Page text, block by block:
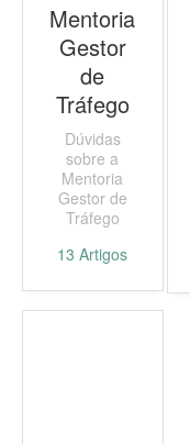
Mentoria
Gestor
de
Tráfego
Dúvidas
sobre a
Mentoria
Gestor de
Tráfego
13 Artigos